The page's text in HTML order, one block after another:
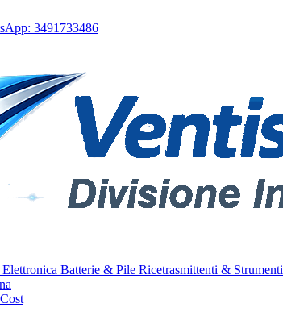
3491733486
Elettronica Batterie & Pile Ricetrasmittenti & Strumenti